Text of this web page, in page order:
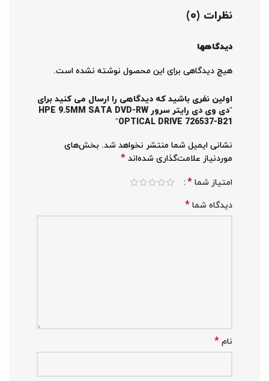
نظرات (0)
دیدگاهها
هیچ دیدگاهی برای این محصول نوشته نشده است.
اولین نفری باشید که دیدگاهی را ارسال می کنید برای
“دی وی دی رایتر سرور HPE 9.5MM SATA DVD-RW
OPTICAL DRIVE 726537-B21”
نشانی ایمیل شما منتشر نخواهد شد. بخش‌های
موردنیاز علامت‌گذاری شده‌اند *
امتیاز شما *
دیدگاه شما *
نام *